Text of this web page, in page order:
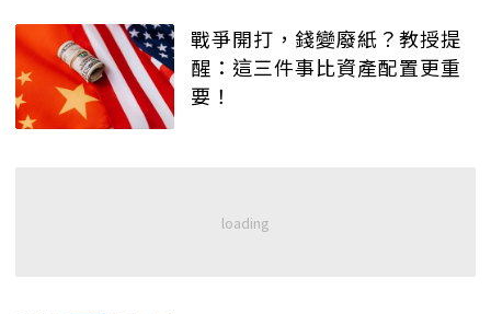
戰爭開打，錢變廢紙？教授提
醒：這三件事比資產配置更重
要！